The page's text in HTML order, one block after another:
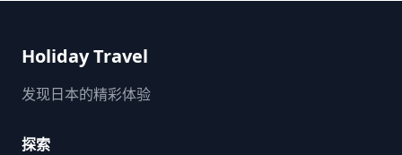
Holiday Travel
发现日本的精彩体验
探索